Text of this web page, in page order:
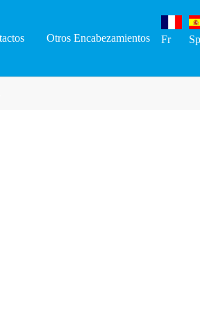
Otros Encabezamientos Fr Sp